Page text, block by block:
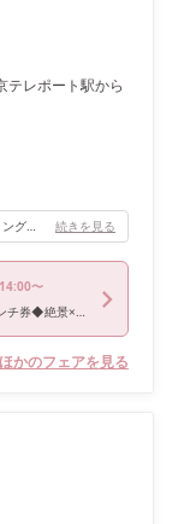
テレポート駅から
天井が高く、高砂の後ろにカーテンをつけたりライティングロゴを映したり、プロジェクションマッピングや音響も何種類かあったりと色々な演出で色んな魅せ方ができる点がオススメです！私はムービングライトをつけて オープニング前にライブのような演出をしました。 続きを見る
〜
【8/15限定★月1BIG】最大100万優待×ランチ券◆絶景×牛フィレ
ほかのフェアを見る